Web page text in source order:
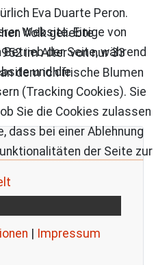
Eva Duarte Peron.
Volk geliebte
im Alter von nur 33
dem ich frische Blumen
Website. Einige von
der Seite, während
und die
(Tracking Cookies). Sie
Sie die Cookies zulassen
dass bei einer Ablehnung
der Seite zur
| Impressum